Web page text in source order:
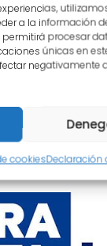
a la información
procesar
únicas en
negativamente
cookiesDeclaración